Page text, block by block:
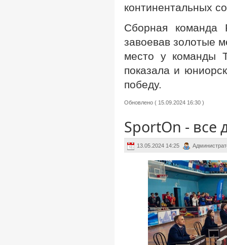
континентальных
Сборная команда
завоевав золотые
место у команды
показала и
победу.
Обновлено ( 15.09.2024 16:30 )
SportOn - все
13.05.2024 14:25